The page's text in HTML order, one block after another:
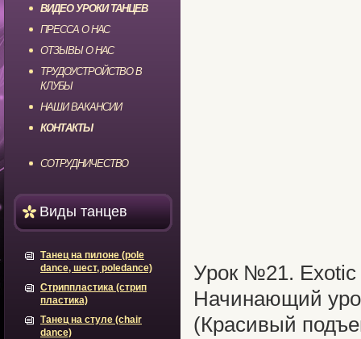
ВИДЕО УРОКИ ТАНЦЕВ
ПРЕССА О НАС
ОТЗЫВЫ О НАС
ТРУДОУСТРОЙСТВО В
КЛУБЫ
НАШИ ВАКАНСИИ
КОНТАКТЫ
СОТРУДНИЧЕСТВО
Виды танцев
Танец на пилоне (pole
dance, шест, poledance)
Стриппластика (стрип
пластика)
Танец на стуле (chair
dance)
Урок №21. Exotic
Начинающий
(Красивый